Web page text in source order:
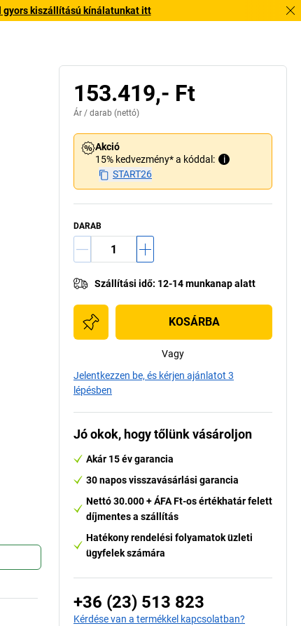
gyors kiszállítású kínálatunkat itt
153.419,- Ft
Ár / darab (nettó)
Akció
15% kedvezmény* a kóddal:
i
START26
DARAB
Szállítási idő: 12-14 munkanap alatt
KOSÁRBA
Vagy
Jelentkezzen be, és kérjen ajánlatot 3
lépésben
Jó okok, hogy tőlünk vásároljon
Akár 15 év garancia
30 napos visszavásárlási garancia
Nettó 30.000 + ÁFA Ft-os értékhatár felett
díjmentes a szállítás
Hatékony rendelési folyamatok üzleti
ügyfelek számára
+36 (23) 513 823
Kérdése van a termékkel kapcsolatban?